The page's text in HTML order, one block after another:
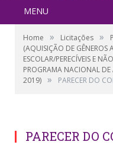
MENU
Home » Licitações »
(AQUISIÇÃO DE GÊNEROS
ESCOLAR/PERECÍVEIS E
PROGRAMA NACIONAL
2019) » PARECER DO
PARECER DO